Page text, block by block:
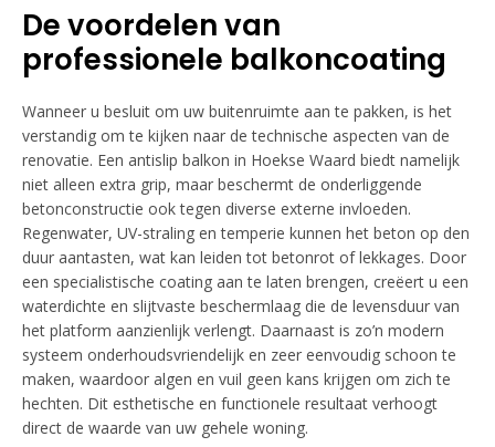
De voordelen van
professionele balkoncoating
Wanneer u besluit om uw buitenruimte aan te pakken, is het
verstandig om te kijken naar de technische aspecten van de
renovatie. Een antislip balkon in Hoekse Waard biedt namelijk
niet alleen extra grip, maar beschermt de onderliggende
betonconstructie ook tegen diverse externe invloeden.
Regenwater, UV-straling en temperie kunnen het beton op den
duur aantasten, wat kan leiden tot betonrot of lekkages. Door
een specialistische coating aan te laten brengen, creëert u een
waterdichte en slijtvaste beschermlaag die de levensduur van
het platform aanzienlijk verlengt. Daarnaast is zo’n modern
systeem onderhoudsvriendelijk en zeer eenvoudig schoon te
maken, waardoor algen en vuil geen kans krijgen om zich te
hechten. Dit esthetische en functionele resultaat verhoogt
direct de waarde van uw gehele woning.